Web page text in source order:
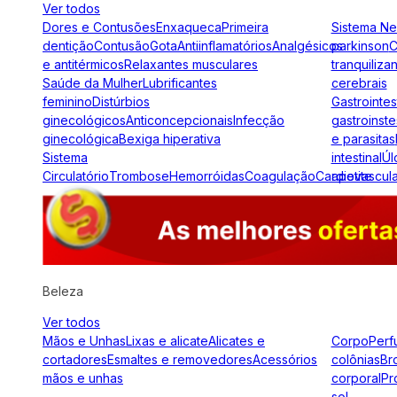
Ver todos
Dores e ContusõesEnxaquecaPrimeira
dentiçãoContusãoGotaAntiinflamatóriosAnalgésicos
e antitérmicosRelaxantes musculares
Saúde da MulherLubrificantes
femininoDistúrbios
ginecológicosAnticoncepcionaisInfecção
ginecológicaBexiga hiperativa
Sistema
CirculatórioTromboseHemorróidasCoagulação
Sistema
parkinson
cerebrais
e parasitas
intestinal
apetite
Beleza
Ver todos
Mãos e UnhasLixas e alicateAlicates e
cortadoresEsmaltes e removedoresAcessórios
mãos e unhas
Corpo
colônias
corporal